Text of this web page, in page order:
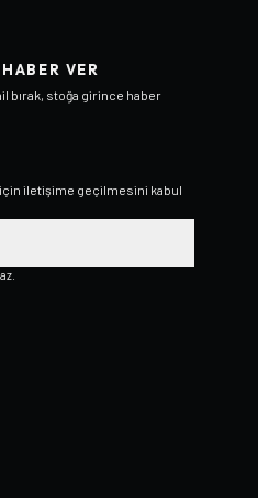
VER
bırak, stoğa girince haber
iletişime geçilmesini kabul